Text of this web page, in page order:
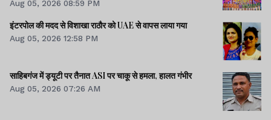
Aug 05, 2026 08:59 PM
इंटरपोल की मदद से विशाखा राठौर को UAE से वापस लाया गया
Aug 05, 2026 12:58 PM
साहिबगंज में ड्यूटी पर तैनात ASI पर चाकू से हमला, हालत गंभीर
Aug 05, 2026 07:26 AM